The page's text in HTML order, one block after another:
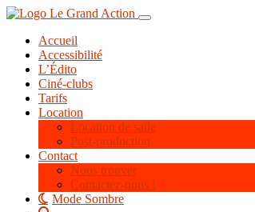
Aller
contenu
principal
Toggle navigation
Accueil
Accessibilité
L’Édito
Ciné-clubs
Tarifs
Location
Location de salle
Post-production
Contact
Nous trouver
Contactez-nous !
Mode Sombre